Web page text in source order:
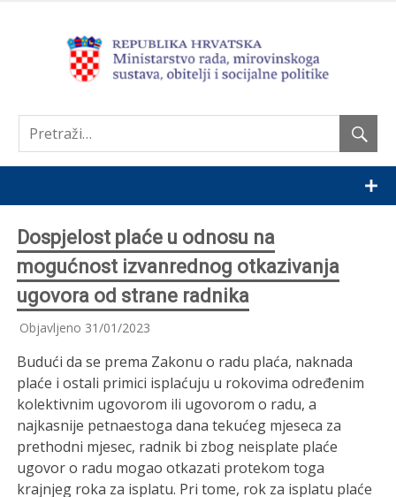
Dospjelost plaće u odnosu na
mogućnost izvanrednog otkazivanja
ugovora od strane radnika
Objavljeno 31/01/2023
Budući da se prema Zakonu o radu plaća, naknada
plaće i ostali primici isplaćuju u rokovima određenim
kolektivnim ugovorom ili ugovorom o radu, a
najkasnije petnaestoga dana tekućeg mjeseca za
prethodni mjesec, radnik bi zbog neisplate plaće
ugovor o radu mogao otkazati protekom toga
krajnjeg roka za isplatu. Pri tome, rok za isplatu plaće